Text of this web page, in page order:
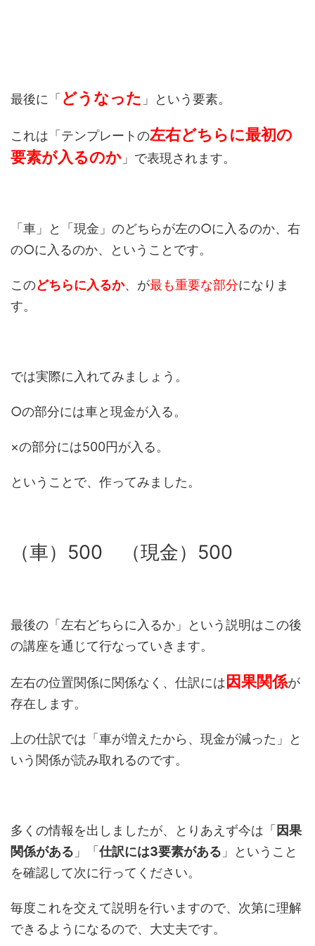
最後に「どうなった 」という要素。
これは「テンプレートの左右どちらに最初の
要素が入るのか 」で表現されます。
「車」と「現金」のどちらが左の○に入るのか、右
の○に入るのか、ということです。
このどちらに入るか、が最も重要な部分になりま
す。
では実際に入れてみましょう。
○の部分には車と現金が入る。
×の部分には500円が入る。
ということで、作ってみました。
（車）500 （現金）500
最後の「左右どちらに入るか」という説明はこの後
の講座を通じて行なっていきます。
左右の位置関係に関係なく、仕訳には因果関係が
存在します。
上の仕訳では「車が増えたから、現金が減った」と
いう関係が読み取れるのです。
多くの情報を出しましたが、とりあえず今は「因果
関係がある 」「仕訳には3要素がある 」ということ
を確認して次に行ってください。
毎度これを交えて説明を行いますので、次第に理解
できるようになるので、大丈夫です。